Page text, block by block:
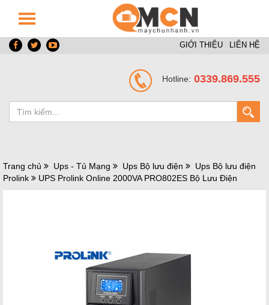
GIỚI THIỆU LIÊN HỆ
Hotline: 0339.869.555
Trang chủ Ups - Tủ Mạng Ups Bộ lưu điện
Ups Bộ lưu điện
Prolink
UPS Prolink Online 2000VA PRO802ES Bộ Lưu Điện